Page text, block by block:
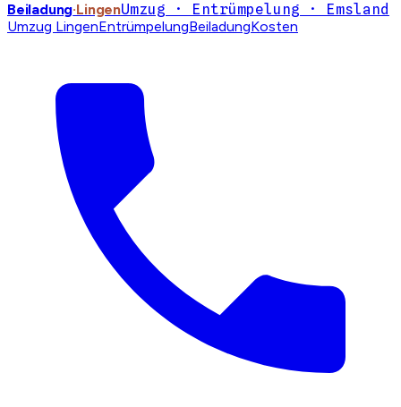
Beiladung·LingenUmzug · Entrümpelung · Emsland
Umzug LingenEntrümpelungBeiladungKosten